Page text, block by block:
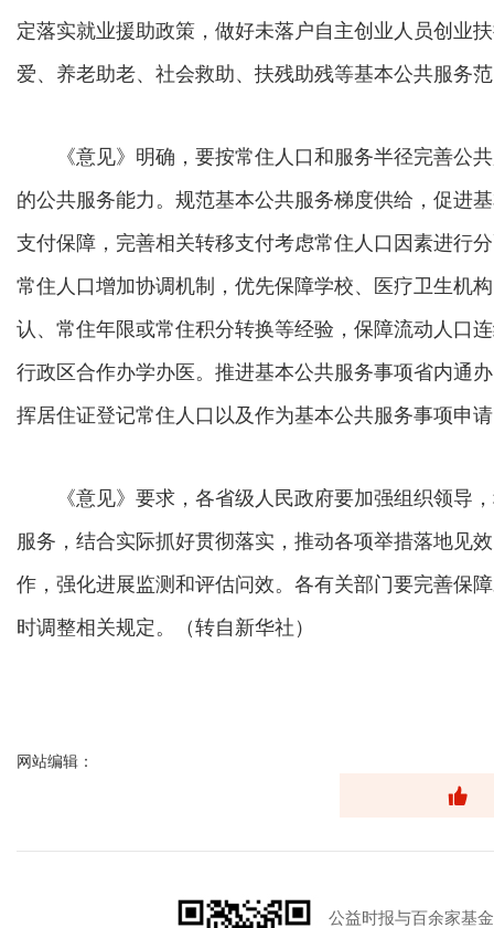
定落实就业援助政策，做好未落户自主创业人员创业
爱、养老助老、社会救助、扶残助残等基本公共服务
《意见》明确，要按常住人口和服务半径完善公共
的公共服务能力。规范基本公共服务梯度供给，促进
支付保障，完善相关转移支付考虑常住人口因素进行
常住人口增加协调机制，优先保障学校、医疗卫生机
认、常住年限或常住积分转换等经验，保障流动人口
行政区合作办学办医。推进基本公共服务事项省内通
挥居住证登记常住人口以及作为基本公共服务事项申
《意见》要求，各省级人民政府要加强组织领导，
服务，结合实际抓好贯彻落实，推动各项举措落地见
作，强化进展监测和评估问效。各有关部门要完善保
时调整相关规定。（转自新华社）
网站编辑：
公益时报与百余家基